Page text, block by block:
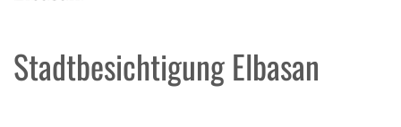
Stadtbesichtigung Elbasan